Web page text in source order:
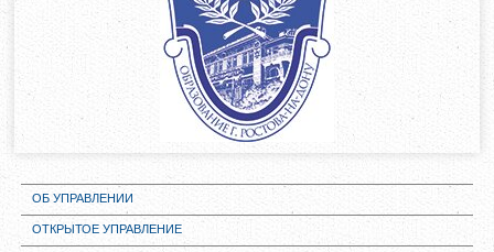
ОБ УПРАВЛЕНИИ
ОТКРЫТОЕ УПРАВЛЕНИЕ